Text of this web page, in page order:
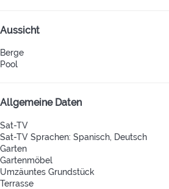
Aussicht
Berge
Pool
Allgemeine Daten
Sat-TV
Sat-TV Sprachen: Spanisch, Deutsch
Garten
Gartenmöbel
Umzäuntes Grundstück
Terrasse